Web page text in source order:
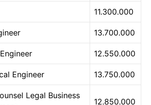
11.300.000
13.700.000
12.550.000
Engineer 13.750.000
Legal Business
12.850.000